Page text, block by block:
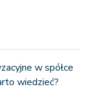
w spółce
wiedzieć?